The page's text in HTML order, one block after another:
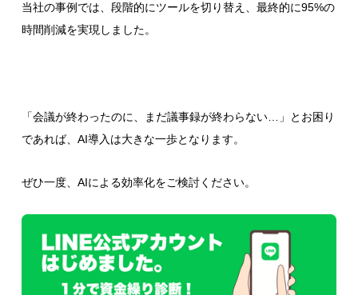
当社の事例では、段階的にツールを切り替え、最終的に95%の
時間削減を実現しました。
「会議が終わったのに、まだ議事録が終わらない…」とお困り
であれば、AI導入は大きな一歩となります。
ぜひ一度、AIによる効率化をご検討ください。